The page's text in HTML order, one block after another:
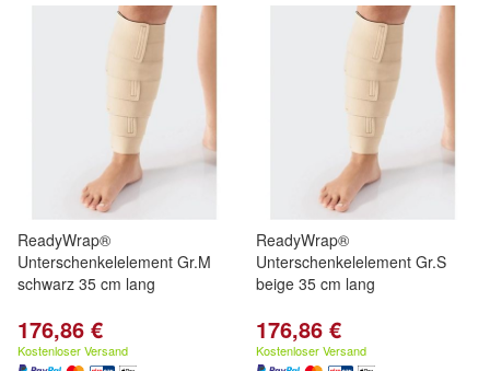
ReadyWrap®
Unterschenkelelement Gr.M
schwarz 35 cm lang
176,86 €
Kostenloser Versand
ReadyWrap®
Unterschenkelelement Gr.S
beige 35 cm lang
176,86 €
Kostenloser Versand